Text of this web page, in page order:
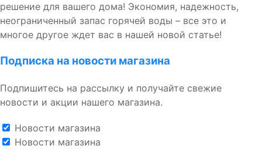
решение для вашего дома! Экономия, надежность,
неограниченный запас горячей воды – все это и
многое другое ждет вас в нашей новой статье!
Подписка на новости магазина
Подпишитесь на рассылку и получайте свежие
новости и акции нашего магазина.
Новости магазина
Новости магазина